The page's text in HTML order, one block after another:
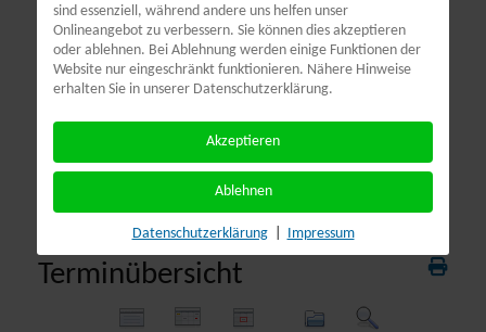
Terminübersicht
sind essenziell, während andere uns helfen unser
Onlineangebot zu verbessern. Sie können dies akzeptieren
oder ablehnen. Bei Ablehnung werden einige Funktionen der
Website nur eingeschränkt funktionieren. Nähere Hinweise
erhalten Sie in unserer Datenschutzerklärung.
Akzeptieren
Ablehnen
Datenschutzerklärung Impressum